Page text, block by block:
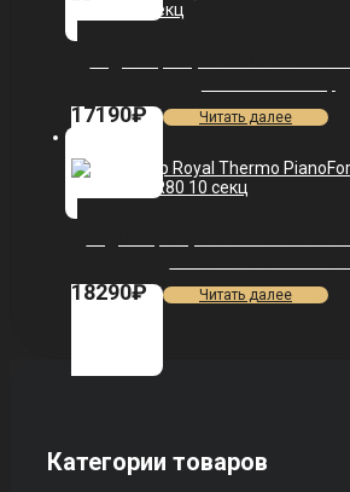
17190₽ Читать далее
18290₽ Читать далее
Категории товаров